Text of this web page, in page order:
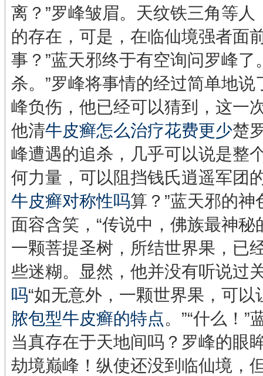
离？”罗峰皱眉。天纹铁三角等
的存在，可是，在临仙境强者面
事？”蓝天邪终于有空询问罗峰
杀。”罗峰将事情的经过简单地
峰负伤，他已经可以猜到，这一
他清牛皮癣怎么治疗花费更少楚
峰遭遇的追杀，几乎可以说是整
何力量，可以阻挡钱氏逍遥军团
牛皮癣对称性吗算？”蓝天邪的神
面容含笑，“传说中，佛族最神
一颗菩提圣树，所结世界果，已
些迷糊。显然，他并没有听说过
吗“如无意外，一颗世界果，可
脓包型牛皮癣的特点。”“什么！
当真存在于天地间吗？罗峰的眼
劫境巅峰！纵使还没到临仙境，